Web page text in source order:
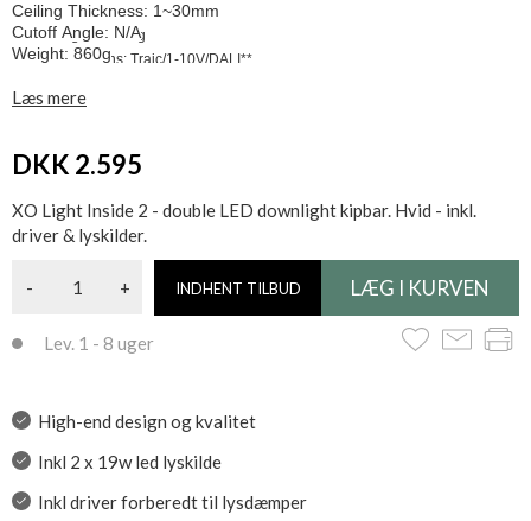
Efficacy: Min.70lm/Watt *
Beam Angle: 40 Deg
Dimming Options: Traic/1-10V/DALI**
Aperture: 40mm
Overall Diameter: 199*110mm
Cutout: 180*100mm
Overall Height: 100mm
Ceiling Thickness: 1~30mm
Cutoff Angle: N/A
Weight: 860g
Læs mere
DKK 2.595
XO Light Inside 2 - double LED downlight kipbar. Hvid - inkl.
driver & lyskilder.
- + INDHENT TILBUD
Lev. 1 - 8 uger
High-end design og kvalitet
Inkl 2 x 19w led lyskilde
Inkl driver forberedt til lysdæmper